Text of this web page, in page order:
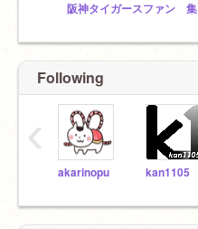
Following
akarinopu kan1105
‹